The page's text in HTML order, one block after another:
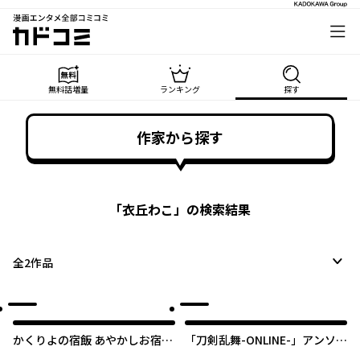
漫画エンタメ全部コミコミ
カドコミ
無料話増量 ランキング 探す
作家から探す
「衣丘わこ」の検索結果
全2作品
かくりよの宿飯 あやかしお宿に
「刀剣乱舞-ONLINE-」アンソロ